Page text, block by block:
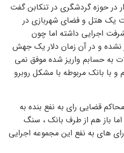
در حوزه گردشگری در تنکابن گفت
به ساخت یک هتل و فضای شهربازی در
۸۰ درصد پیشرفت اجرایی داشته اما چون
نشده و در آن زمان دلار یک جهش
به حسابم واریز شده موفق نمی
و با بانک مربوطه با مشکل روبرو
قضایی رای به نفع بنده به
باز هم از طرف بانک ، سنگ
های به نفع این مجموعه اجرایی